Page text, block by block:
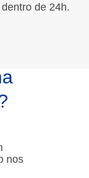
de 24h.
nos